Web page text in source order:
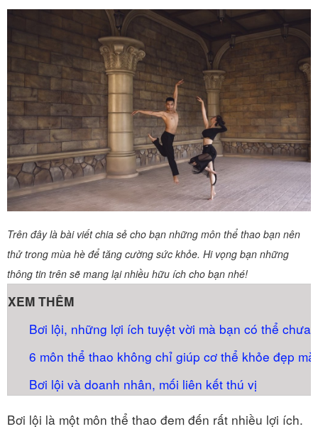
Trên đây là bài viết chia sẻ cho bạn những môn thể thao bạn nên
thử trong mùa hè để tăng cường sức khỏe. Hi vọng bạn những
thông tin trên sẽ mang lại nhiều hữu ích cho bạn nhé!
XEM THÊM
Bơi lội, những lợi ích tuyệt vời mà bạn có thể chưa
6 môn thể thao không chỉ giúp cơ thể khỏe đẹp
Bơi lội và doanh nhân, mối liên kết thú vị
Bơi lội là một môn thể thao đem đến rất nhiều lợi ích.